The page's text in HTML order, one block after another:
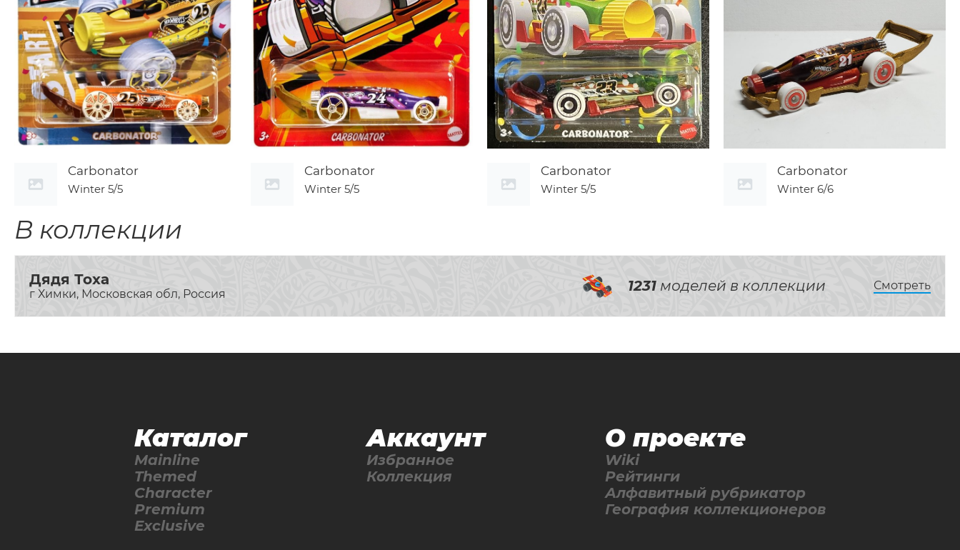
Carbonator
Winter 5/5
Carbonator
Winter 5/5
Carbonator
Winter 5/5
Carbonator
Winter 6/6
В коллекции
Дядя Тоха
г Химки, Московская обл, Россия 1231 моделей в коллекции Смотреть
Каталог
Mainline
Themed
Character
Premium
Exclusive
Аккаунт
Избранное
Коллекция
О проекте
Wiki
Рейтинги
Алфавитный рубрикатор
География коллекционеров